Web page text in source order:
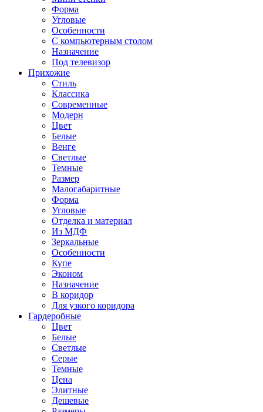
Форма
Угловые
Особенности
С компьютерным столом
Назначение
Под телевизор
Прихожие
Стиль
Классика
Современные
Модерн
Цвет
Белые
Венге
Светлые
Темные
Размер
Малогабаритные
Форма
Угловые
Отделка и материал
Из МДФ
Зеркальные
Особенности
Купе
Эконом
Назначение
В коридор
Для узкого коридора
Гардеробные
Цвет
Белые
Светлые
Серые
Темные
Цена
Элитные
Дешевые